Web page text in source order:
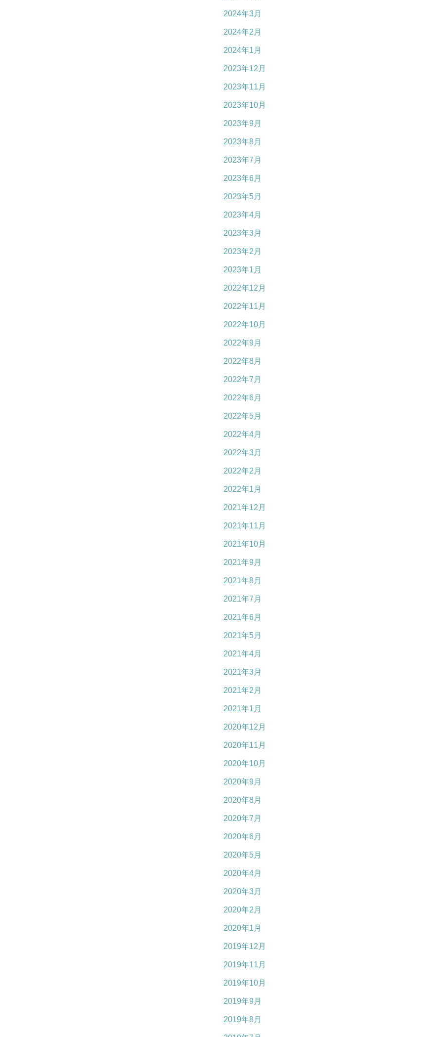
2024年3月
2024年2月
2024年1月
2023年12月
2023年11月
2023年10月
2023年9月
2023年8月
2023年7月
2023年6月
2023年5月
2023年4月
2023年3月
2023年2月
2023年1月
2022年12月
2022年11月
2022年10月
2022年9月
2022年8月
2022年7月
2022年6月
2022年5月
2022年4月
2022年3月
2022年2月
2022年1月
2021年12月
2021年11月
2021年10月
2021年9月
2021年8月
2021年7月
2021年6月
2021年5月
2021年4月
2021年3月
2021年2月
2021年1月
2020年12月
2020年11月
2020年10月
2020年9月
2020年8月
2020年7月
2020年6月
2020年5月
2020年4月
2020年3月
2020年2月
2020年1月
2019年12月
2019年11月
2019年10月
2019年9月
2019年8月